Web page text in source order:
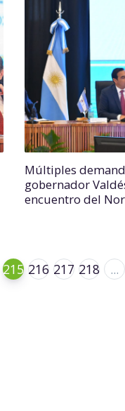
Múltiples
gobernador
encuentro del
215 216 217 218 ...